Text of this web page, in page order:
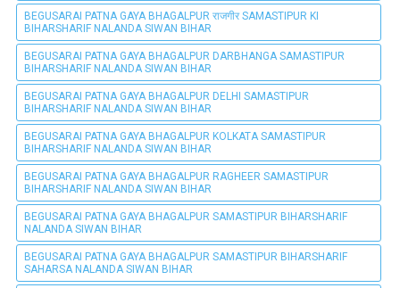
BEGUSARAI PATNA GAYA BHAGALPUR राजगीर SAMASTIPUR KI
BIHARSHARIF NALANDA SIWAN BIHAR
BEGUSARAI PATNA GAYA BHAGALPUR DARBHANGA SAMASTIPUR
BIHARSHARIF NALANDA SIWAN BIHAR
BEGUSARAI PATNA GAYA BHAGALPUR DELHI SAMASTIPUR
BIHARSHARIF NALANDA SIWAN BIHAR
BEGUSARAI PATNA GAYA BHAGALPUR KOLKATA SAMASTIPUR
BIHARSHARIF NALANDA SIWAN BIHAR
BEGUSARAI PATNA GAYA BHAGALPUR RAGHEER SAMASTIPUR
BIHARSHARIF NALANDA SIWAN BIHAR
BEGUSARAI PATNA GAYA BHAGALPUR SAMASTIPUR BIHARSHARIF
NALANDA SIWAN BIHAR
BEGUSARAI PATNA GAYA BHAGALPUR SAMASTIPUR BIHARSHARIF
SAHARSA NALANDA SIWAN BIHAR